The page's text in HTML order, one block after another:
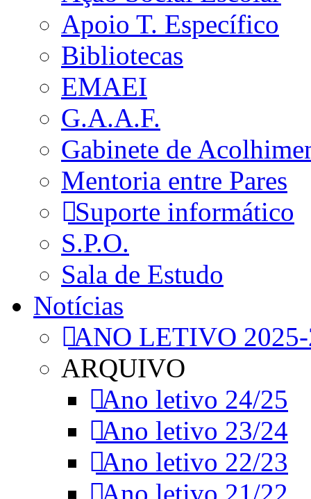
Apoio T. Específico
Bibliotecas
EMAEI
G.A.A.F.
Gabinete de
Mentoria entre Pares
Suporte informático
S.P.O.
Sala de Estudo
Notícias
ANO LETIVO
ARQUIVO
Ano letivo 24/25
Ano letivo 23/24
Ano letivo 22/23